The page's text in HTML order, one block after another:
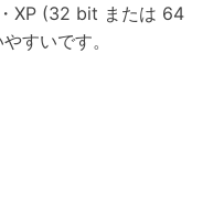
XP (32 bit または 64
すいです。